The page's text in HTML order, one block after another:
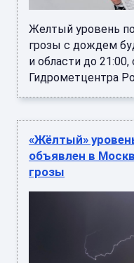
Желтый уровень
грозы с дождем
и области до
Гидрометцентра
«Жёлтый»
объявлен в
грозы